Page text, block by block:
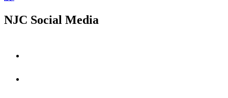
NJC Social Media